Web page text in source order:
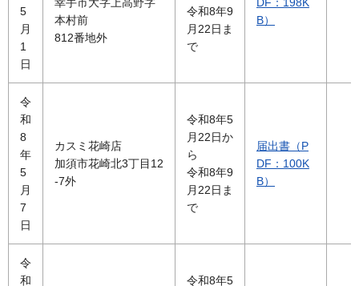
5
月
1
日
幸手市大字上高野字
本村前
812番地外
令和8年9
月22日ま
で
DF：198K
B）
令
和
8
年
5
月
7
日
カスミ花崎店
加須市花崎北3丁目12
-7外
令和8年5
月22日か
ら
令和8年9
月22日ま
で
届出書（P
DF：100K
B）
令
和
令和8年5